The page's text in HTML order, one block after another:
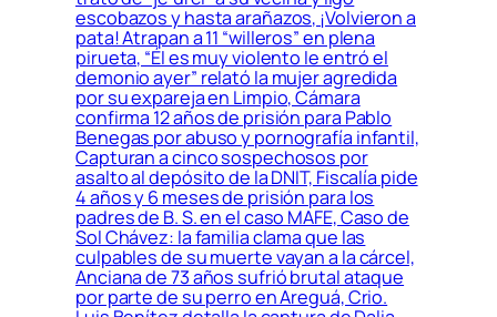
escobazos y hasta arañazos, ¡Volvieron a
pata! Atrapan a 11 “willeros” en plena
pirueta, “Él es muy violento le entró el
demonio ayer” relató la mujer agredida
por su expareja en Limpio, Cámara
confirma 12 años de prisión para Pablo
Benegas por abuso y pornografía infantil,
Capturan a cinco sospechosos por
asalto al depósito de la DNIT, Fiscalía pide
4 años y 6 meses de prisión para los
padres de B. S. en el caso MAFE, Caso de
Sol Chávez: la familia clama que las
culpables de su muerte vayan a la cárcel,
Anciana de 73 años sufrió brutal ataque
por parte de su perro en Areguá, Crio.